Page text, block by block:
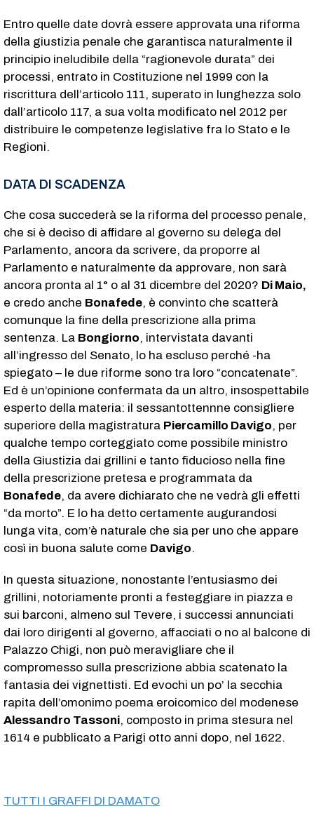
Entro quelle date dovrà essere approvata una riforma
della giustizia penale che garantisca naturalmente il
principio ineludibile della “ragionevole durata” dei
processi, entrato in Costituzione nel 1999 con la
riscrittura dell’articolo 111, superato in lunghezza solo
dall’articolo 117, a sua volta modificato nel 2012 per
distribuire le competenze legislative fra lo Stato e le
Regioni.
DATA DI SCADENZA
Che cosa succederà se la riforma del processo penale,
che si è deciso di affidare al governo su delega del
Parlamento, ancora da scrivere, da proporre al
Parlamento e naturalmente da approvare, non sarà
ancora pronta al 1° o al 31 dicembre del 2020? Di Maio,
e credo anche Bonafede, è convinto che scatterà
comunque la fine della prescrizione alla prima
sentenza. La Bongiorno, intervistata davanti
all’ingresso del Senato, lo ha escluso perché -ha
spiegato – le due riforme sono tra loro “concatenate”.
Ed è un’opinione confermata da un altro, insospettabile
esperto della materia: il sessantottennne consigliere
superiore della magistratura Piercamillo Davigo, per
qualche tempo corteggiato come possibile ministro
della Giustizia dai grillini e tanto fiducioso nella fine
della prescrizione pretesa e programmata da
Bonafede, da avere dichiarato che ne vedrà gli effetti
“da morto”. E lo ha detto certamente augurandosi
lunga vita, com’è naturale che sia per uno che appare
così in buona salute come Davigo.
In questa situazione, nonostante l’entusiasmo dei
grillini, notoriamente pronti a festeggiare in piazza e
sui barconi, almeno sul Tevere, i successi annunciati
dai loro dirigenti al governo, affacciati o no al balcone di
Palazzo Chigi, non può meravigliare che il
compromesso sulla prescrizione abbia scatenato la
fantasia dei vignettisti. Ed evochi un po’ la secchia
rapita dell’omonimo poema eroicomico del modenese
Alessandro Tassoni, composto in prima stesura nel
1614 e pubblicato a Parigi otto anni dopo, nel 1622.
TUTTI I GRAFFI DI DAMATO